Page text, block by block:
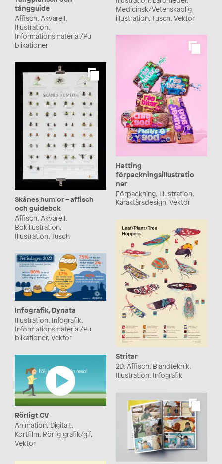
tångguide
Affisch, Akvarell,
Illustration,
Informationsmaterial/Pu
blikationer
Medicinsk/Vetenskaplig
illustration, Tusch, Vektor
Hatting
förpackningsillustratio
ner
Förpackning, Illustration,
Karaktärsdesign, Vektor
Skånes humlor – affisch
och guidebok
Affisch, Akvarell,
Bokillustration,
Illustration, Tusch
Stritar
2D, Affisch, Blandteknik,
Illustration, Infografik
Infografik, Dynata
Illustration, Infografik,
Informationsmaterial/Pu
blikationer, Vektor
Rörligt CV
Animation, Digitalt,
Kortfilm, Rörlig grafik/gif,
Vektor